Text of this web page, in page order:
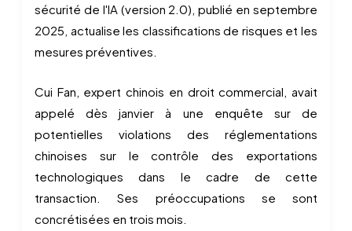
sécurité de l'IA (version 2.0), publié en septembre
2025, actualise les classifications de risques et les
mesures préventives.
Cui Fan, expert chinois en droit commercial, avait
appelé dès janvier à une enquête sur de
potentielles violations des réglementations
chinoises sur le contrôle des exportations
technologiques dans le cadre de cette
transaction. Ses préoccupations se sont
concrétisées en trois mois.